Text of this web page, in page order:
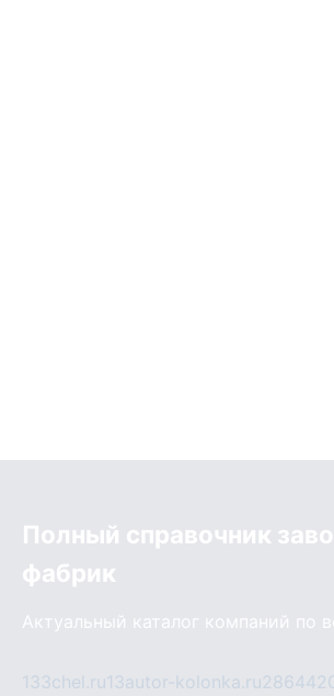
Полный справочник
фабрик
Актуальный каталог компаний по
133chel.ru13autor-kolonka.ru